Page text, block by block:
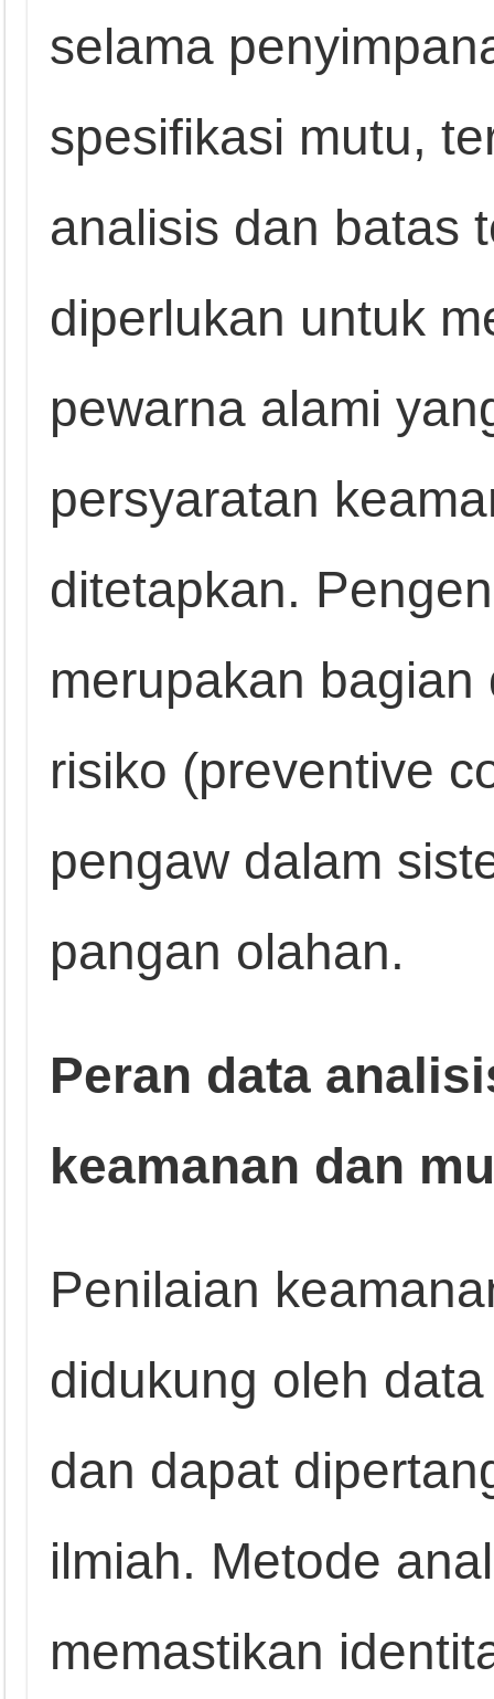
selama
spesifikasi mutu,
analisis dan batas
diperlukan untuk
pewarna alami
persyaratan
ditetapkan.
merupakan
risiko (preventive
pengaw dalam
pangan olahan.
Peran data
keamanan dan
Penilaian
didukung oleh
dan dapat
ilmiah. Metode
memastikan